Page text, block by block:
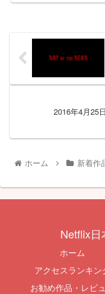
2016年4月25
ホーム 新着作
Netflix
ホーム
アクセスランキン
お勧め作品・レビ